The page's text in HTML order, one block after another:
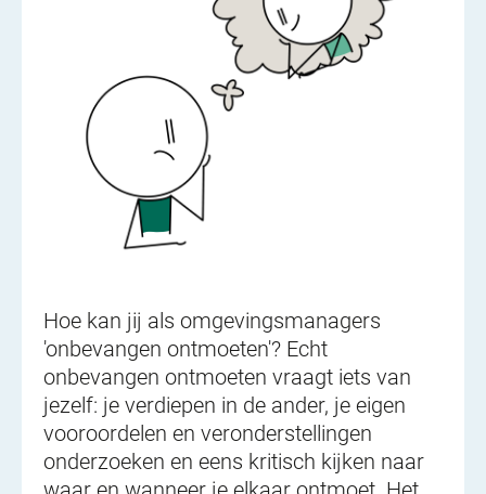
Hoe kan jij als omgevingsmanagers
'onbevangen ontmoeten'? Echt
onbevangen ontmoeten vraagt iets van
jezelf: je verdiepen in de ander, je eigen
vooroordelen en veronderstellingen
onderzoeken en eens kritisch kijken naar
waar en wanneer je elkaar ontmoet. Het